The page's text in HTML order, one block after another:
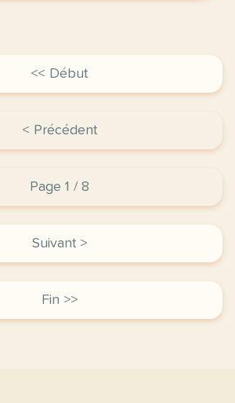
<< Début
< Précédent
Page 1 / 8
Suivant >
Fin >>